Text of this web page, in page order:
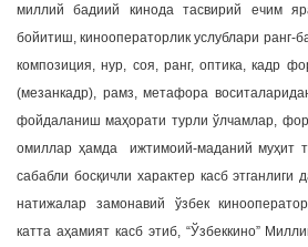
миллий бадиий кинода тасвирий ечим
бойитиш, кинооператорлик услублари ранг-
композиция, нур, соя, ранг, оптика, кадр
(мезанкадр), рамз, метафора
фойдаланиш маҳорати турли ўлчамлар,
омиллар ҳамда ижтимоий-маданий муҳит
сабабли босқичли характер касб этганлиги
натижалар замонавий ўзбек
катта аҳамият касб этиб, “Ўзбеккино”